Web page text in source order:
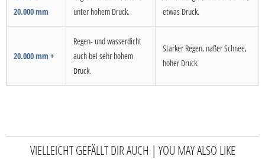
20.000 mm
unter hohem Druck.
etwas Druck.
20.000 mm +
Regen- und wasserdicht
auch bei sehr hohem
Druck.
Starker Regen, naßer Schnee,
hoher Druck.
VIELLEICHT GEFÄLLT DIR AUCH | YOU MAY ALSO LIKE